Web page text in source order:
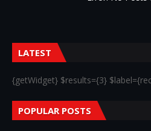
LATEST
{getWidget} $results={3}
POPULAR POSTS